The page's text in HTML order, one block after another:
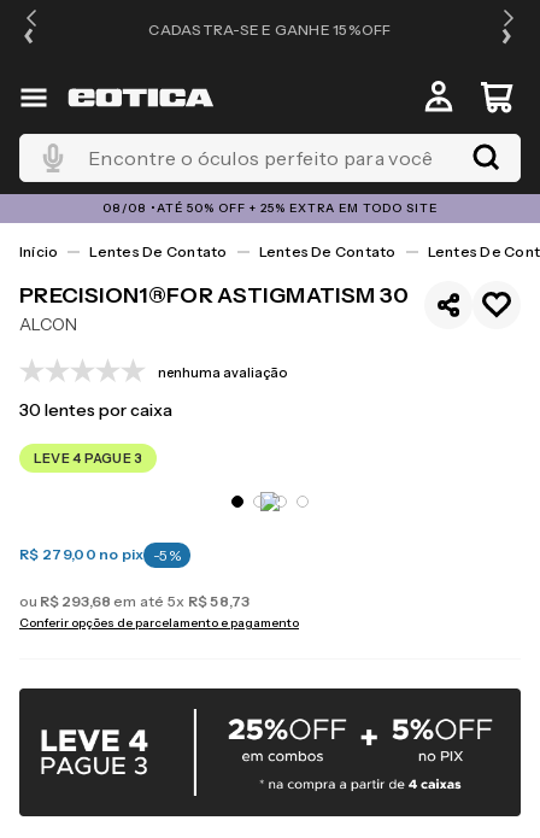
CADASTRA-SE E GANHE 15%OFF
Encontre o óculos perfeito para você
08/08 •ATÉ 50% OFF + 25% EXTRA EM TODO SITE
Lentes De Contato Lentes De Contato Lentes De
PRECISION1®FOR ASTIGMATISM 30
ALCON
nenhuma avaliação
30lentes por caixa
LEVE 4 PAGUE 3
R$ 279,00 no pix -5 %
ou R$ 293,68 em até 5x R$58,73
Conferir opções de parcelamento e pagamento